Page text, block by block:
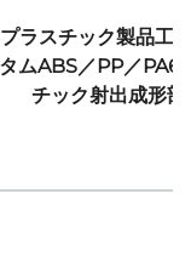
ック製品工場 カス
／PP／PA6プラス
射出成形部品